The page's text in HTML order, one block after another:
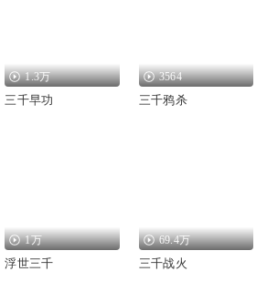
1.3万
三千早功
3564
三千鸦杀
1万
浮世三千
69.4万
三千战火